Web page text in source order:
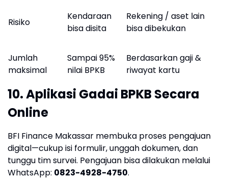
Risiko
Kendaraan
bisa disita
Rekening / aset lain
bisa dibekukan
Jumlah
maksimal
Sampai 95%
nilai BPKB
Berdasarkan gaji &
riwayat kartu
10. Aplikasi Gadai BPKB Secara
Online
BFI Finance Makassar membuka proses pengajuan
digital—cukup isi formulir, unggah dokumen, dan
tunggu tim survei. Pengajuan bisa dilakukan melalui
WhatsApp: 0823-4928-4750.